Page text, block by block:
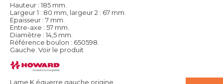
Hauteur : 185 mm.
Largeur 1 : 80 mm, largeur 2 : 67 mm.
Epaisseur : 7 mm.
Entre-axe : 57 mm.
Diamètre : 14,5 mm.
Référence boulon : 650598.
Gauche. Voir le produit
Lame K équerre gauche origine